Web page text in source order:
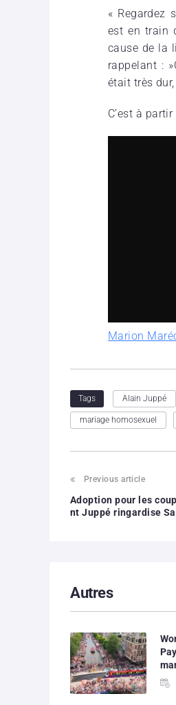
« Regardez
est en train
cause de la
rappelant :
était très
C’est à
Marion
Tags Alain Juppé
mariage homosexuel
Previous article
Adoption pour les
nt Juppé ringardise
Autres